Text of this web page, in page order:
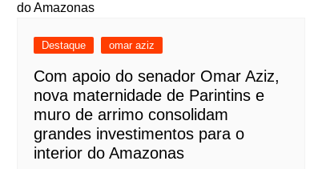
Destaque omar aziz
Com apoio do senador Omar Aziz,
nova maternidade de Parintins e
muro de arrimo consolidam
grandes investimentos para o
interior do Amazonas